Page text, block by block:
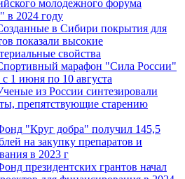
молодежного форума
2024 году
в Сибири покрытия для
показали высокие
свойства
марафон "Сила России"
1 июня по 10 августа
из России синтезировали
препятствующие старению
"Круг добра" получил 145,5
на закупку препаратов и
в 2023 г
президентских грантов начал